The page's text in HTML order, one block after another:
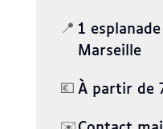
📍 1
Marseille
💶 À partir de